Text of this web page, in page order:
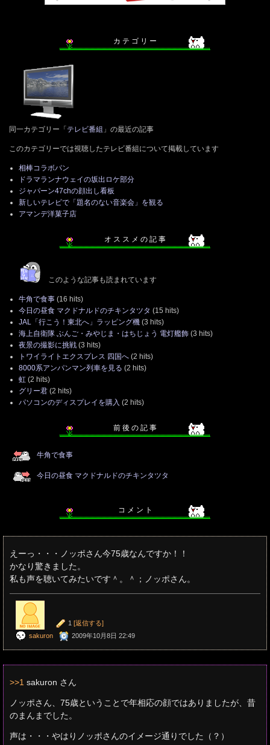
カ テ ゴ リ ー
同一カテゴリー「テレビ番組 」の最近の記事
このカテゴリーでは視聴したテレビ番組について掲載しています
相棒コラボパン
ドラマランナウェイの坂出ロケ部分
ジャパーン47chの顔出し看板
新しいテレビで「題名のない音楽会」を観る
アマンデ洋菓子店
オ ス ス メ の 記 事
このような記事も読まれています
牛角で食事 (16 hits)
今日の昼食 マクドナルドのチキンタツタ (15 hits)
JAL「行こう！東北へ」ラッピング機 (3 hits)
海上自衛隊 ぶんご・みやじま・はちじょう 電灯艦飾 (3 hits)
夜景の撮影に挑戦 (3 hits)
トワイライトエクスプレス 四国へ (2 hits)
8000系アンパンマン列車を見る (2 hits)
虹 (2 hits)
グリー君 (2 hits)
パソコンのディスプレイを購入 (2 hits)
前 後 の 記 事
牛角で食事
今日の昼食 マクドナルドのチキンタツタ
コ メ ン ト
えーっ・・・ノッポさん今75歳なんですか！！
かなり驚きました。
私も声を聴いてみたいです＾。＾；ノッポさん。
1 [返信する]
sakuron
2009年10月8日 22:49
>>1 sakuron さん
ノッポさん、75歳ということで年相応の顔ではありましたが、昔
のまんまでした。
声は・・・やはりノッポさんのイメージ通りでした（？）